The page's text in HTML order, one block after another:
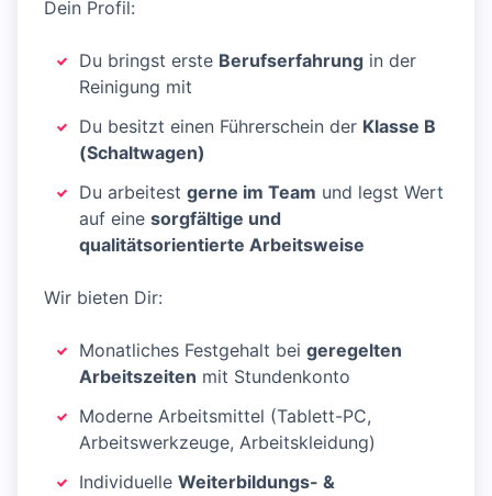
Dein Profil:
Du bringst erste Berufserfahrung in der
Reinigung mit
Du besitzt einen Führerschein der Klasse B
(Schaltwagen)
Du arbeitest gerne im Team und legst Wert
auf eine sorgfältige und
qualitätsorientierte Arbeitsweise
Wir bieten Dir:
Monatliches Festgehalt bei geregelten
Arbeitszeiten mit Stundenkonto
Moderne Arbeitsmittel (Tablett-PC,
Arbeitswerkzeuge, Arbeitskleidung)
Individuelle Weiterbildungs- &